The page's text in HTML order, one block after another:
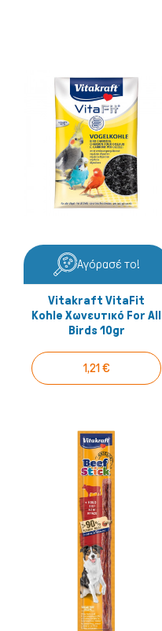
Αγόρασέ το!
Vitakraft VitaFit
Kohle Χωνευτικό For All
Birds 10gr
1,21 €